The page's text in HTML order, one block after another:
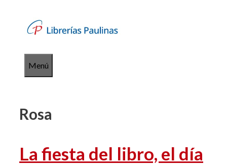
contenido
Menú
Rosa
La fiesta del libro, el día